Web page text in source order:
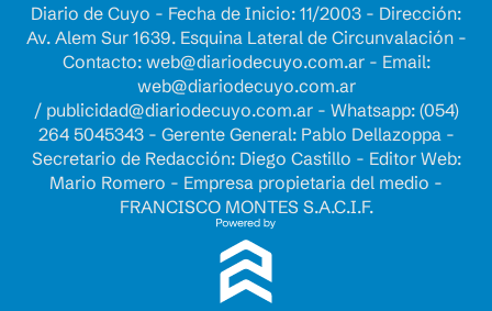
Diario de Cuyo - Fecha de Inicio: 11/2003 - Dirección:
Av. Alem Sur 1639. Esquina Lateral de Circunvalación -
Contacto: web@diariodecuyo.com.ar- Email:
web@diariodecuyo.com.ar
/ publicidad@diariodecuyo.com.ar- Whatsapp: (054)
264 5045343 - Gerente General: Pablo Dellazoppa -
Secretario de Redacción: Diego Castillo - Editor Web:
Mario Romero - Empresa propietaria del medio -
FRANCISCO MONTES S.A.C.I.F.